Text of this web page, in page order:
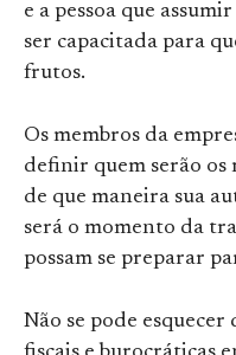
e a pessoa que
ser capacitada para
frutos.
Os membros da
definir quem serão os
de que maneira sua
será o momento da
possam se preparar
Não se pode